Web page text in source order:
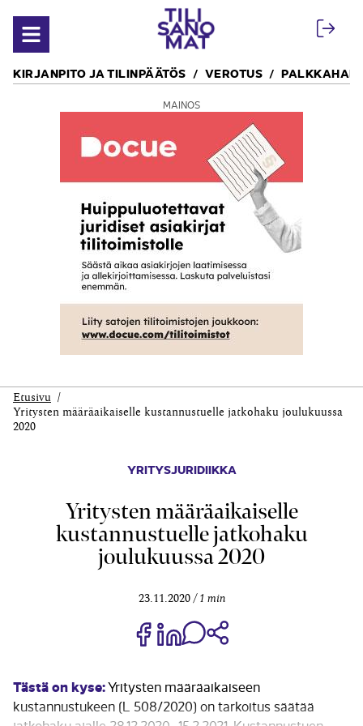
Avaa valikko
KIRJANPITO JA TILINPÄÄTÖS VEROTUS
MAINOS
Etusivu
Yritysten määräaikaiselle kustannustuelle jatkohaku joulukuussa
2020
YRITYSJURIDIIKKA
Yritysten määräaikaiselle
kustannustuelle jatkohaku
joulukuussa 2020
23.11.2020 1 min
Jaa Share on Facebook
Jaa Share on LinkedIn
Jaa WhatsApp-viestinä
Tästä on kyse:Yritysten määräaikaiseen
kustannustukeen (L 508/2020) on tarkoitus säätää